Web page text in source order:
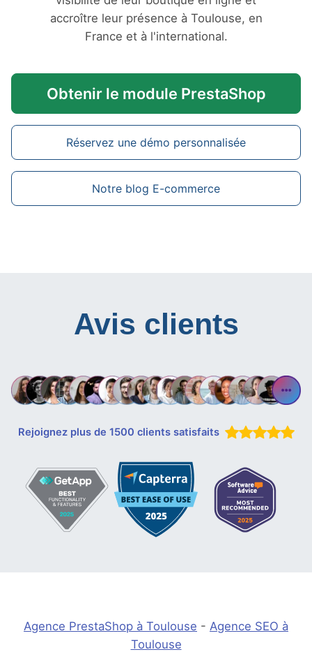
accroître leur présence à Toulouse, en
France et à l'international.
Obtenir le module PrestaShop
Réservez une démo personnalisée
Notre blog E-commerce
Avis clients
Rejoignez plus de 1500 clients satisfaits
Agence PrestaShop à Toulouse - Agence SEO à
Toulouse